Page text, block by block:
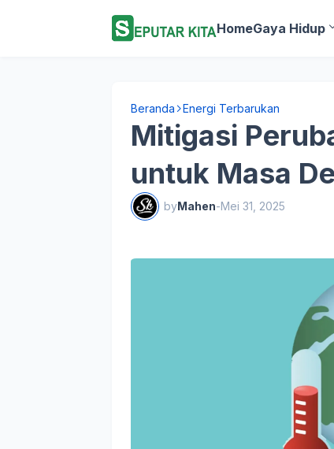
HomeGaya Hidup
Beranda Energi Terbarukan
Mitigasi
untuk Masa
byMahen-Mei 31, 2025